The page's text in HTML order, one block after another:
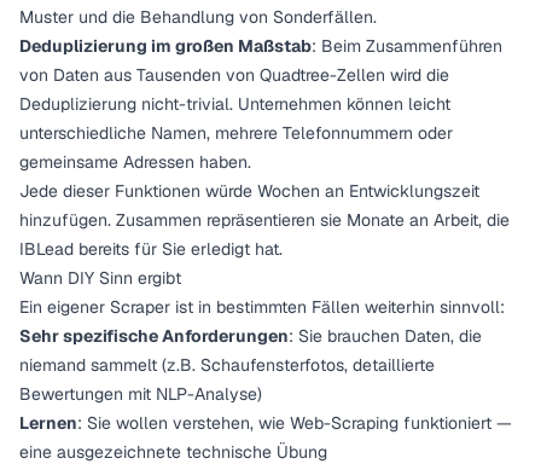
Muster und die Behandlung von Sonderfällen.
Deduplizierung im großen Maßstab: Beim Zusammenführen
von Daten aus Tausenden von Quadtree-Zellen wird die
Deduplizierung nicht-trivial. Unternehmen können leicht
unterschiedliche Namen, mehrere Telefonnummern oder
gemeinsame Adressen haben.
Jede dieser Funktionen würde Wochen an Entwicklungszeit
hinzufügen. Zusammen repräsentieren sie Monate an Arbeit, die
IBLead bereits für Sie erledigt hat.
Wann DIY Sinn ergibt
Ein eigener Scraper ist in bestimmten Fällen weiterhin sinnvoll:
Sehr spezifische Anforderungen: Sie brauchen Daten, die
niemand sammelt (z.B. Schaufensterfotos, detaillierte
Bewertungen mit NLP-Analyse)
Lernen: Sie wollen verstehen, wie Web-Scraping funktioniert —
eine ausgezeichnete technische Übung